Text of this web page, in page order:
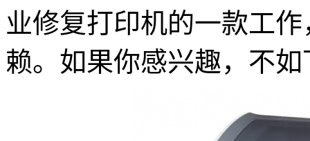
业修复打印机的一款工
赖。如果你感兴趣，不